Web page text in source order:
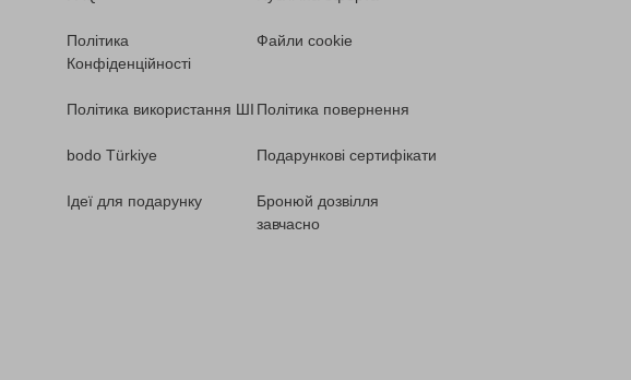
Політика
Конфіденційності
Файли cookie
Політика використання ШІ Політика повернення
bodo Türkiye Подарункові сертифікати
Ідеї для подарунку
Бронюй дозвілля
завчасно